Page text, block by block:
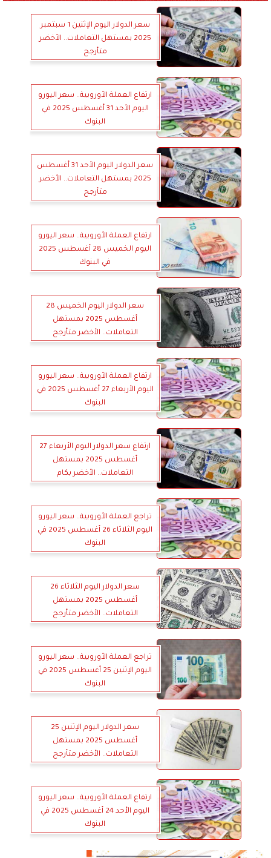
سعر الدولار اليوم الإثنين 1 سبتمبر
2025 بمستهل التعاملات.. الأخضر
متأرجح
ارتفاع العملة الأوروبية.. سعر اليورو
اليوم الأحد 31 أغسطس 2025 في
البنوك
سعر الدولار اليوم الأحد 31 أغسطس
2025 بمستهل التعاملات.. الأخضر
متأرجح
ارتفاع العملة الأوروبية.. سعر اليورو
اليوم الخميس 28 أغسطس 2025
في البنوك
سعر الدولار اليوم الخميس 28
أغسطس 2025 بمستهل
التعاملات.. الأخضر متأرجح
ارتفاع العملة الأوروبية.. سعر اليورو
اليوم الأربعاء 27 أغسطس 2025 في
البنوك
ارتفاع سعر الدولار اليوم الأربعاء 27
أغسطس 2025 بمستهل
التعاملات.. الأخضر بكام
تراجع العملة الأوروبية.. سعر اليورو
اليوم الثلاثاء 26 أغسطس 2025 في
البنوك
سعر الدولار اليوم الثلاثاء 26
أغسطس 2025 بمستهل
التعاملات.. الأخضر متأرجح
تراجع العملة الأوروبية.. سعر اليورو
اليوم الإثنين 25 أغسطس 2025 في
البنوك
سعر الدولار اليوم الإثنين 25
أغسطس 2025 بمستهل
التعاملات.. الأخضر متأرجح
ارتفاع العملة الأوروبية.. سعر اليورو
اليوم الأحد 24 أغسطس 2025 في
البنوك